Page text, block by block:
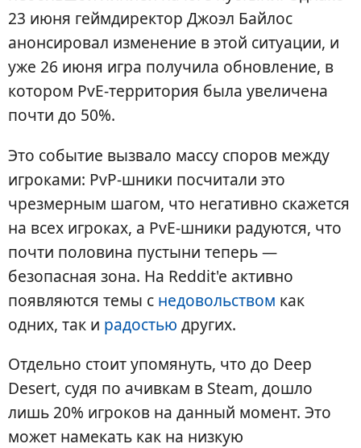
23 июня геймдиректор Джоэл Байлос
анонсировал изменение в этой ситуации, и
уже 26 июня игра получила обновление, в
котором PvE-территория была увеличена
почти до 50%.
Это событие вызвало массу споров между
игроками: PvP-шники посчитали это
чрезмерным шагом, что негативно скажется
на всех игроках, а PvE-шники радуются, что
почти половина пустыни теперь —
безопасная зона. На Reddit'e активно
появляются темы с недовольством как
одних, так и радостью других.
Отдельно стоит упомянуть, что до Deep
Desert, судя по ачивкам в Steam, дошло
лишь 20% игроков на данный момент. Это
может намекать как на низкую